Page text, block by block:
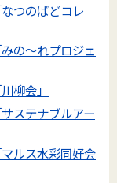
つのばどコレ
の～れプロジェ
柳会」
ステナブルアー
ルス水彩同好会